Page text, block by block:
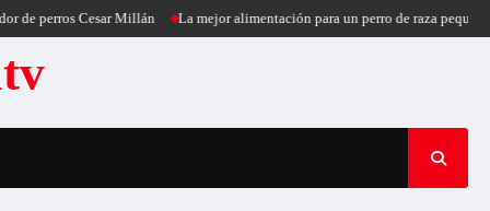
Cesar Millán La mejor alimentación para un perro de raza pequeña